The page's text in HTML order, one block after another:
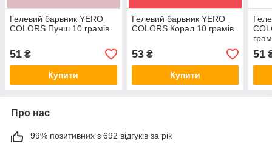
Гелевий барвник YERO
COLORS Пунш 10 грамів
51 ₴
Купити
Гелевий барвник YERO
COLORS Корал 10 грамів
53₴
Купити
51
Про нас
99% позитивних з 692 відгуків за рік